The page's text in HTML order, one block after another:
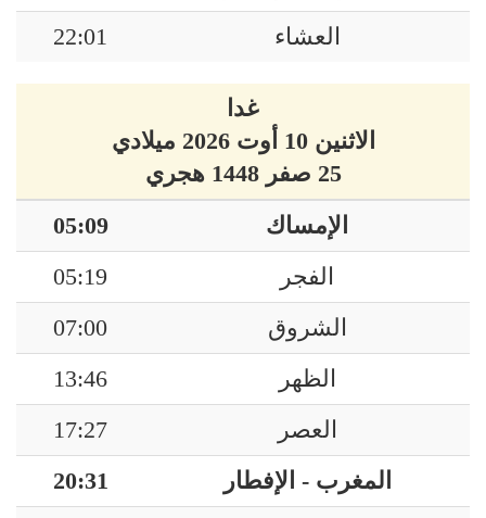
العشاء
22:01
غدا
الاثنين 10 أوت 2026 ميلادي
25 صفر 1448 هجري
الإمساك
05:09
الفجر
05:19
الشروق
07:00
الظهر
13:46
العصر
17:27
المغرب - الإفطار
20:31